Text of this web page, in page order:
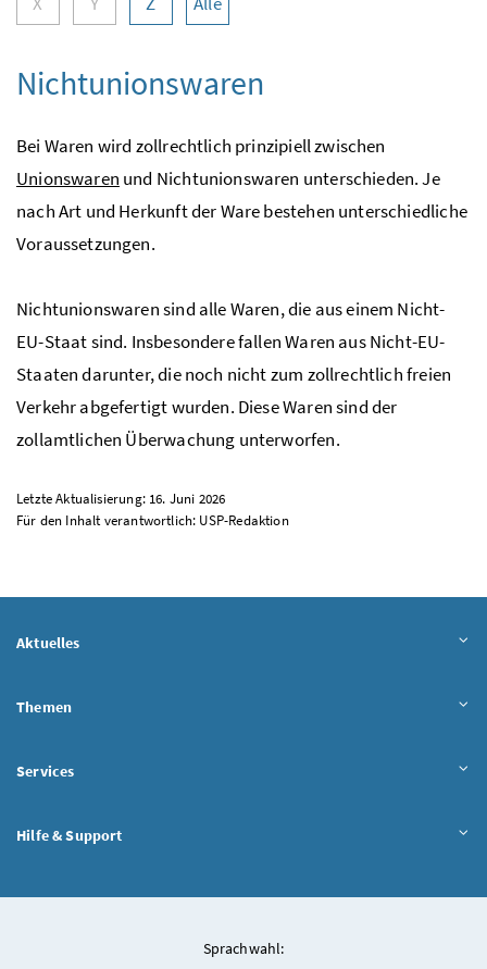
Nichtunionswaren
Bei Waren wird zollrechtlich prinzipiell zwischen
Unionswaren und Nichtunionswaren unterschieden. Je
nach Art und Herkunft der Ware bestehen unterschiedliche
Voraussetzungen.
Nichtunionswaren sind alle Waren, die aus einem Nicht-
EU-Staat sind. Insbesondere fallen Waren aus Nicht-EU-
Staaten darunter, die noch nicht zum zollrechtlich freien
Verkehr abgefertigt wurden. Diese Waren sind der
zollamtlichen Überwachung unterworfen.
Letzte Aktualisierung: 16. Juni 2026
Für den Inhalt verantwortlich: USP-Redaktion
Aktuelles
Themen
Services
Hilfe & Support
Sprachwahl: